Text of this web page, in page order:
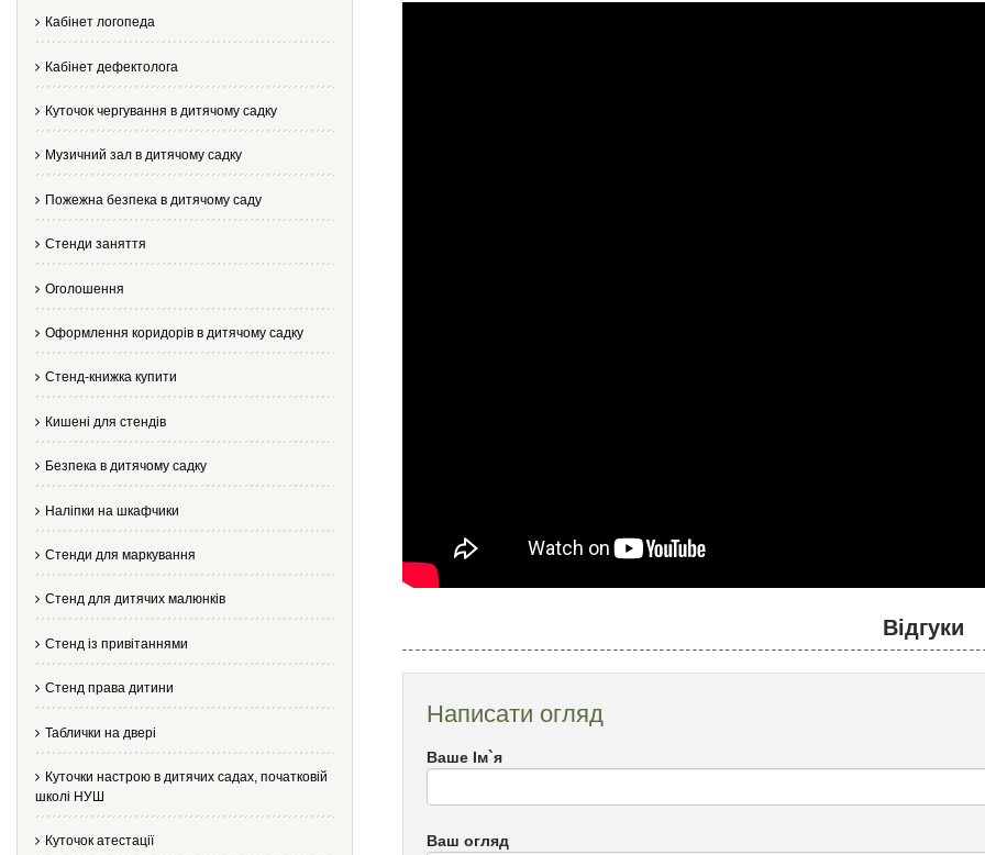
Кабінет логопеда
Кабінет дефектолога
Куточок чергування в дитячому садку
Музичний зал в дитячому садку
Пожежна безпека в дитячому саду
Стенди заняття
Оголошення
Оформлення коридорів в дитячому садку
Стенд-книжка купити
Кишені для стендів
Безпека в дитячому садку
Наліпки на шкафчики
Стенди для маркування
Стенд для дитячих малюнків
Стенд із привітаннями
Стенд права дитини
Таблички на двері
Куточки настрою в дитячих садах, початковій
школі НУШ
Куточок атестації
Відгуки
Написати огляд
Ваше Ім`я
Ваш огляд